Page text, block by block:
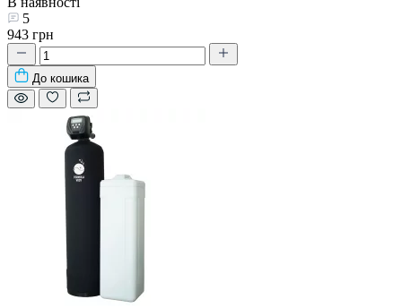
5
943 грн
До кошика